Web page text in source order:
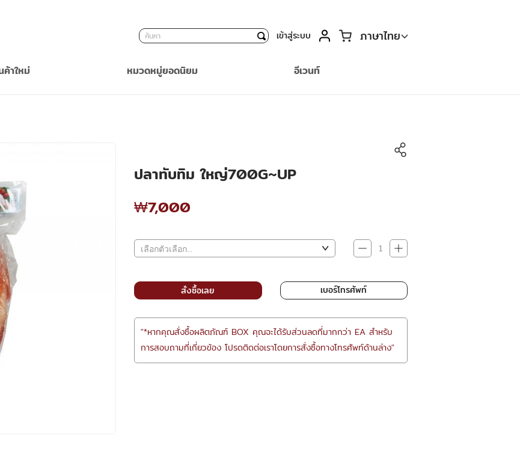
ตะกร้า
ค้นหาเข้าสู่ระบบ ภาษาไทย
ค้าใหม่ หมวดหมู่ยอดนิยม อีเวนท์
ปลาทับทิม ใหญ่700G~UP
₩7,000
₩7,000
สั่งซื้อเลย เบอร์โทรศัพท์
"*หากคุณสั่งซื้อผลิตภัณฑ์ BOX คุณจะได้รับส่วนลดที่มากกว่า EA สำหรับ
การสอบถามที่เกี่ยวข้อง โปรดติดต่อเราโดยการสั่งซื้อทางโทรศัพท์ด้านล่าง"